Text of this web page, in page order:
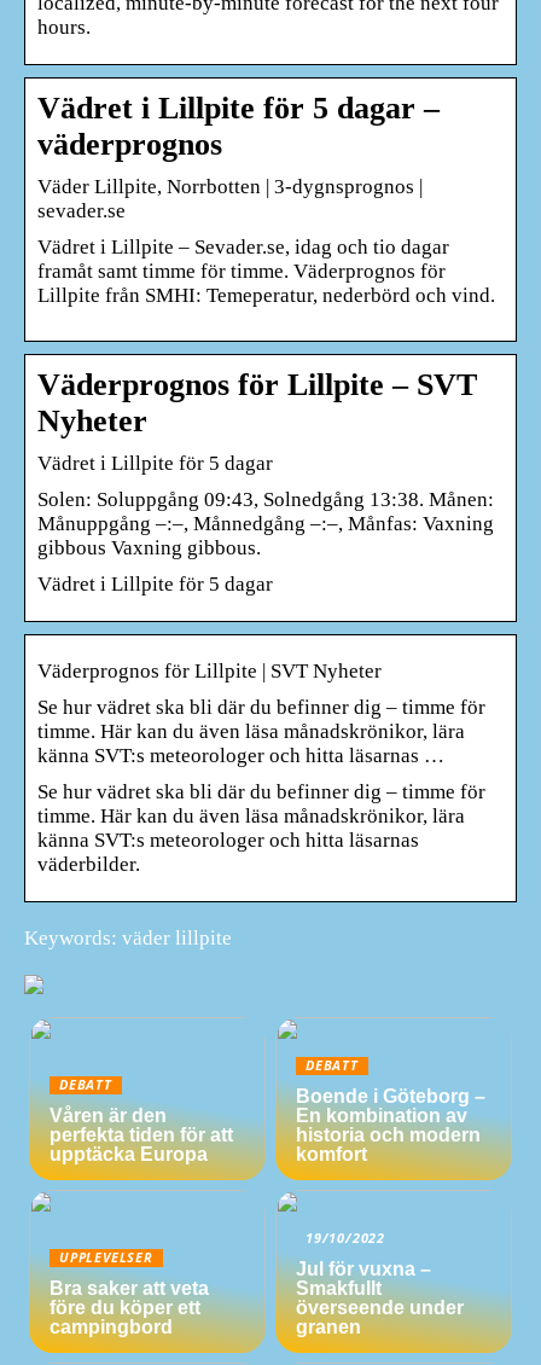
hours.
Vädret i Lillpite för 5 dagar –
väderprognos
Väder Lillpite, Norrbotten | 3-dygnsprognos |
sevader.se
Vädret i Lillpite – Sevader.se, idag och tio dagar
framåt samt timme för timme. Väderprognos för
Lillpite från SMHI: Temeperatur, nederbörd och vind.
Väderprognos för Lillpite – SVT
Nyheter
Vädret i Lillpite för 5 dagar
Solen: Soluppgång 09:43, Solnedgång 13:38. Månen:
Månuppgång –:–, Månnedgång –:–, Månfas: Vaxning
gibbous Vaxning gibbous.
Vädret i Lillpite för 5 dagar
Väderprognos för Lillpite | SVT Nyheter
Se hur vädret ska bli där du befinner dig – timme för
timme. Här kan du även läsa månadskrönikor, lära
känna SVT:s meteorologer och hitta läsarnas …
Se hur vädret ska bli där du befinner dig – timme för
timme. Här kan du även läsa månadskrönikor, lära
känna SVT:s meteorologer och hitta läsarnas
väderbilder.
Keywords: väder lillpite
DEBATT
Våren är den
perfekta tiden för att
upptäcka Europa
DEBATT
Boende i Göteborg –
En kombination av
historia och modern
komfort
UPPLEVELSER
Bra saker att veta
före du köper ett
campingbord
19/10/2022
Jul för vuxna –
Smakfullt
överseende under
granen